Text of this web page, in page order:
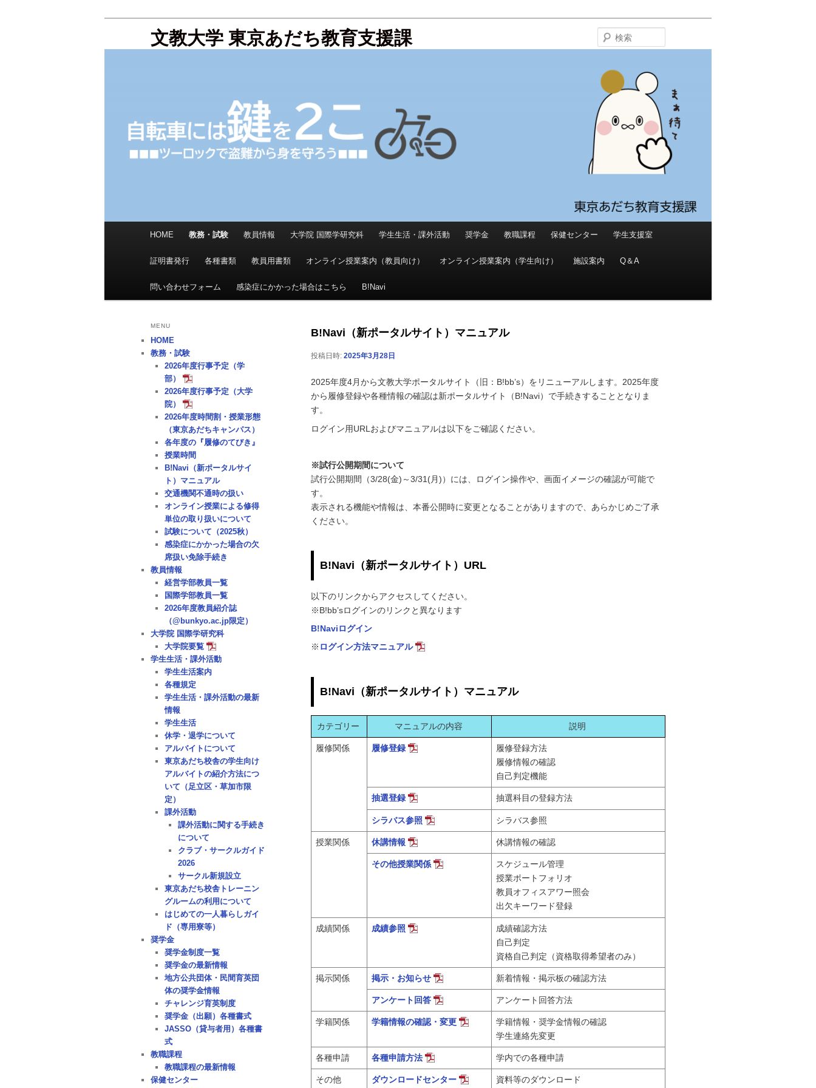
文教大学 東京あだち教育支援課
索
ュ
HOME 教務・試験 教員情報 大学院 国際学研究科 学生生活・課外活動 奨学金 教職課程 保健センター 学生支援室
証明書発行 各種書類 教員用書類 オンライン授業案内（教員向け） オンライン授業案内（学生向け） 施設案内 Q＆A
問い合わせフォーム 感染症にかかった場合はこちら B!Navi
B!Navi（新ポータルサイト）マニュアル
投稿日時: 2025年3月28日
2025年度4月から文教大学ポータルサイト（旧：B!bb’s）をリニューアルします。2025年度
から履修登録や各種情報の確認は新ポータルサイト（B!Navi）で手続きすることとなりま
す。
ログイン用URLおよびマニュアルは以下をご確認ください。
※試行公開期間について
試行公開期間（3/28(金)～3/31(月)）には、ログイン操作や、画面イメージの確認が可能で
す。
表示される機能や情報は、本番公開時に変更となることがありますので、あらかじめご了承
ください。
B!Navi（新ポータルサイト）URL
以下のリンクからアクセスしてください。
※B!bb’sログインのリンクと異なります
B!Naviログイン
※ ログイン方法マニュアル
B!Navi（新ポータルサイト）マニュアル
カテゴリー マニュアルの内容 説明
履修関係 履修登録
履修登録方法
履修情報の確認
自己判定機能
抽選登録 抽選科目の登録方法
シラバス参照 シラバス参照
授業関係 休講情報 休講情報の確認
その他授業関係
スケジュール管理
授業ポートフォリオ
教員オフィスアワー照会
出欠キーワード登録
成績関係 成績参照
成績確認方法
自己判定
資格自己判定（資格取得希望者のみ）
掲示関係 掲示・お知らせ 新着情報・掲示板の確認方法
アンケート回答 アンケート回答方法
学籍関係 学籍情報の確認・変更
学籍情報・奨学金情報の確認
学生連絡先変更
各種申請 各種申請方法 学内での各種申請
その他 ダウンロードセンター 資料等のダウンロード
MENU
HOME
教務・試験
2026年度行事予定（学
部）
2026年度行事予定（大学
院）
2026年度時間割・授業形態
（東京あだちキャンパス）
各年度の『履修のてびき』
授業時間
B!Navi（新ポータルサイ
ト）マニュアル
交通機関不通時の扱い
オンライン授業による修得
単位の取り扱いについて
試験について（2025秋）
感染症にかかった場合の欠
席扱い免除手続き
教員情報
経営学部教員一覧
国際学部教員一覧
2026年度教員紹介誌
（@bunkyo.ac.jp限定）
大学院 国際学研究科
大学院要覧
学生生活・課外活動
学生生活案内
各種規定
学生生活・課外活動の最新
情報
学生生活
休学・退学について
アルバイトについて
東京あだち校舎の学生向け
アルバイトの紹介方法につ
いて（足立区・草加市限
定）
課外活動
課外活動に関する手続き
について
クラブ・サークルガイド
2026
サークル新規設立
東京あだち校舎トレーニン
グルームの利用について
はじめての一人暮らしガイ
ド（専用寮等）
奨学金
奨学金制度一覧
奨学金の最新情報
地方公共団体・民間育英団
体の奨学金情報
チャレンジ育英制度
奨学金（出願）各種書式
JASSO（貸与者用）各種書
式
教職課程
教職課程の最新情報
保健センター